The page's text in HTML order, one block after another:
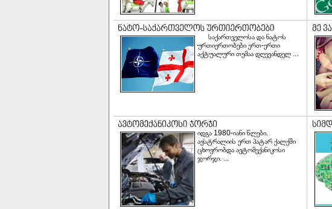
საქართველოსა და ნატოს
ურთიერთობები ერთ-ერთი
აქტუალური თემაა დღევანდელ ...
იდგა 1980-იანი წლები.
ავსტრალიის ერთ პატარ ქალქში
ცხოვრობდა ავტომექანიკოსი
ჯორჯი. ...